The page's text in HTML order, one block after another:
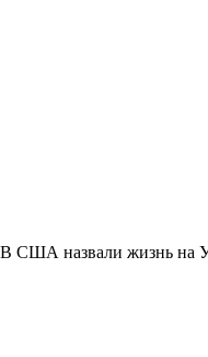
В США назвали жизнь на